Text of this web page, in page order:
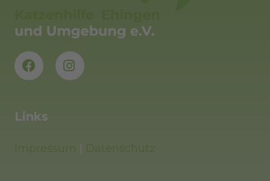
Links
Impressum Datenschutz